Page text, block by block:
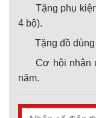
Tặng phụ
4 bộ).
Tặng đồ
Cơ hội nhận
năm.